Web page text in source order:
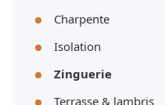
Charpente
Isolation
Zinguerie
Terrasse & lambris